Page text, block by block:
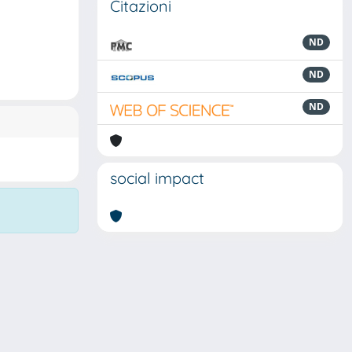
Citazioni
ND
ND
ND
social impact